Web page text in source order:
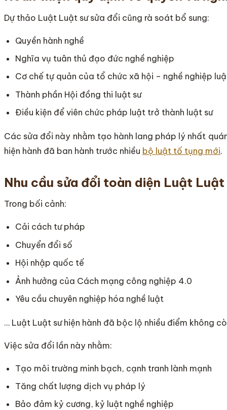
Dự thảo Luật Luật sư sửa đổi cũng rà soát bổ sung:
Quyền hành nghề
Nghĩa vụ tuân thủ đạo đức nghề nghiệp
Cơ chế tự quản của tổ chức xã hội – nghề nghiệp
Thành phần Hội đồng thi luật sư
Điều kiện để viên chức pháp luật trở thành luật sư
Các sửa đổi này nhằm tạo hành lang pháp lý nhất
hiện hành đã ban hành trước nhiều bộ luật tố tụng mới.
Nhu cầu sửa đổi toàn diện Luật Luật
Trong bối cảnh:
Cải cách tư pháp
Chuyển đổi số
Hội nhập quốc tế
Ảnh hưởng của Cách mạng công nghiệp 4.0
Yêu cầu chuyên nghiệp hóa nghề luật
… Luật Luật sư hiện hành đã bộc lộ nhiều điểm không
Việc sửa đổi lần này nhằm:
Tạo môi trường minh bạch, cạnh tranh lành mạnh
Tăng chất lượng dịch vụ pháp lý
Bảo đảm kỷ cương, kỷ luật nghề nghiệp